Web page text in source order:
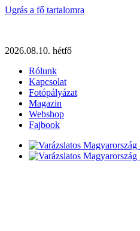
Ugrás a fő tartalomra
2026.08.10. hétfő
Rólunk
Kapcsolat
Fotópályázat
Magazin
Webshop
Fajbook